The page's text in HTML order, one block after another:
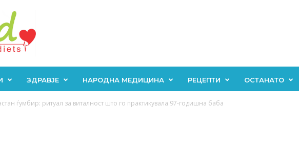
ЗДРАВЈЕ НАРОДНА МЕДИЦИНА РЕЦЕПТИ ОСТАНАТО
ѓумбир: ритуал за виталност што го практикувала 97-годишна баба